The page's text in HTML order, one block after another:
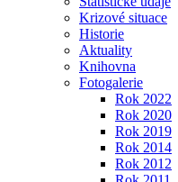
Krizové situace
Historie
Aktuality
Knihovna
Fotogalerie
Rok 2022
Rok 2020
Rok 2019
Rok 2014
Rok 2012